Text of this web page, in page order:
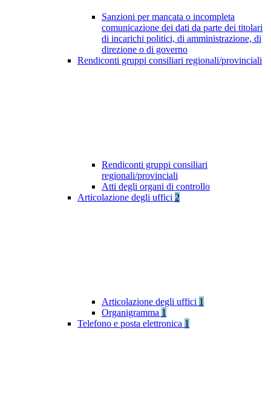
Sanzioni per mancata o incompleta
comunicazione dei dati da parte dei titolari
di incarichi politici, di amministrazione, di
direzione o di governo
Rendiconti gruppi consiliari regionali/provinciali
Rendiconti gruppi consiliari
regionali/provinciali
Atti degli organi di controllo
Articolazione degli uffici 2
Articolazione degli uffici 1
Organigramma 1
Telefono e posta elettronica 1